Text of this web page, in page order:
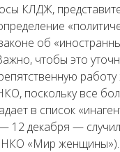
КЛДЖ,
об
чтобы это
работу
поскольку все
в список
12 декабря —
НКО «Мир женщины»).